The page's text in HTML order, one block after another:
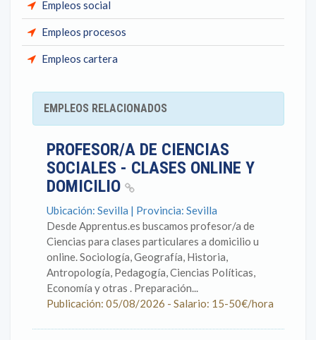
Empleos social
Empleos procesos
Empleos cartera
EMPLEOS RELACIONADOS
PROFESOR/A DE CIENCIAS
SOCIALES - CLASES ONLINE Y
DOMICILIO
Ubicación: Sevilla | Provincia: Sevilla
Desde Apprentus.es buscamos profesor/a de
Ciencias para clases particulares a domicilio u
online. Sociología, Geografía, Historia,
Antropología, Pedagogía, Ciencias Políticas,
Economía y otras . Preparación...
Publicación: 05/08/2026 - Salario: 15-50€/hora